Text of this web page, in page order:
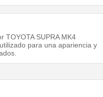
TOYOTA SUPRA MK4
para una apariencia y